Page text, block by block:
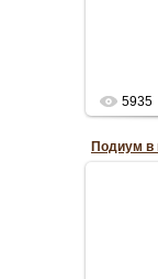
5935